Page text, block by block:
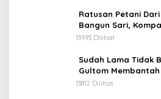
Ratusan Petani
Bangun Sari,
Berat Milik Hanafi Cs.
13993 Dilihat
Sudah Lama Tidak
Gultom
Penimbunan BBM
13812 Dilihat